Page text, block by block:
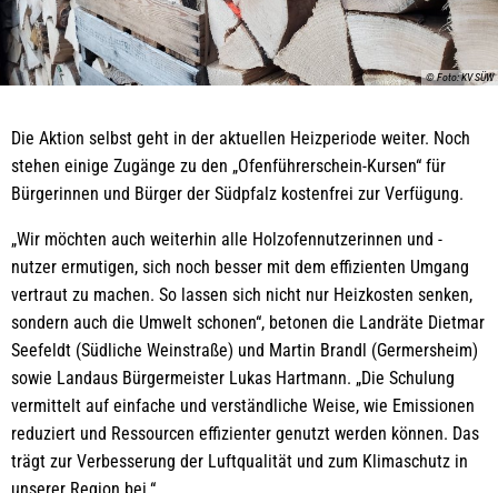
© Foto: KV SÜW
Die Aktion selbst geht in der aktuellen Heizperiode weiter. Noch
stehen einige Zugänge zu den „Ofenführerschein-Kursen“ für
Bürgerinnen und Bürger der Südpfalz kostenfrei zur Verfügung.
„Wir möchten auch weiterhin alle Holzofennutzerinnen und -
nutzer ermutigen, sich noch besser mit dem effizienten Umgang
vertraut zu machen. So lassen sich nicht nur Heizkosten senken,
sondern auch die Umwelt schonen“, betonen die Landräte Dietmar
Seefeldt (Südliche Weinstraße) und Martin Brandl (Germersheim)
sowie Landaus Bürgermeister Lukas Hartmann. „Die Schulung
vermittelt auf einfache und verständliche Weise, wie Emissionen
reduziert und Ressourcen effizienter genutzt werden können. Das
trägt zur Verbesserung der Luftqualität und zum Klimaschutz in
unserer Region bei.“